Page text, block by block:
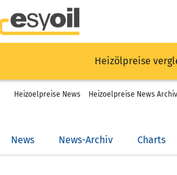
Heizölpreise
Heizoelpreise News Heizoelpreise News Archiv
News News-Archiv Charts